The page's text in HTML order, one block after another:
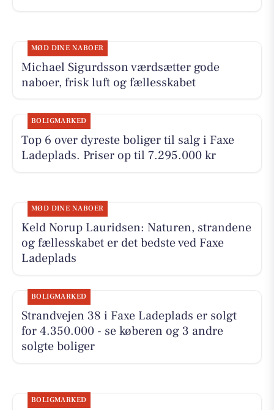
MØD DINE NABOER
Michael Sigurdsson værdsætter gode
naboer, frisk luft og fællesskabet
BOLIGMARKED
Top 6 over dyreste boliger til salg i Faxe
Ladeplads. Priser op til 7.295.000 kr
MØD DINE NABOER
Keld Norup Lauridsen: Naturen, strandene
og fællesskabet er det bedste ved Faxe
Ladeplads
BOLIGMARKED
Strandvejen 38 i Faxe Ladeplads er solgt
for 4.350.000 - se køberen og 3 andre
solgte boliger
BOLIGMARKED